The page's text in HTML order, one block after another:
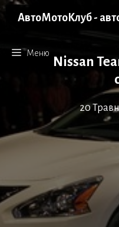
Перейти
АвтоМотоКлуб -
Меню
Nissan
20